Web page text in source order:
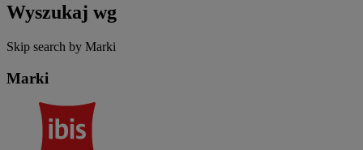
Wyszukaj wg
Skip search by Marki
Marki